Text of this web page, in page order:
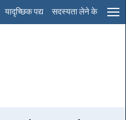
यादृच्छिक पद्य सदस्यता लेने के